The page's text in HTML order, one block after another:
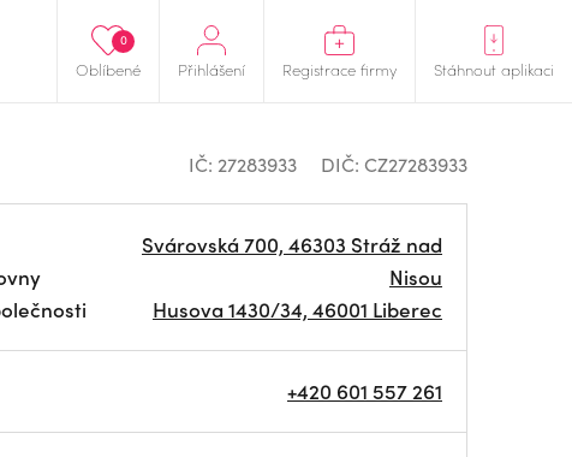
Oblíbené
0
Přihlášení Registrace firmy Stáhnout aplikaci
IČ: 27283933 DIČ: CZ27283933
Svárovská 700, 46303 Stráž nad
Nisou
Husova 1430/34, 46001 Liberec
+420 601 557 261